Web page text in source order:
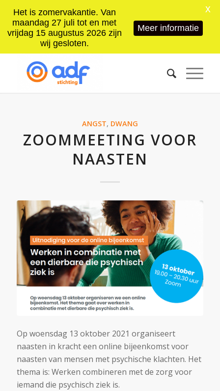
ANGST, DWANG
ZOOMMEETING VOOR
NAASTEN
Op woensdag 13 oktober 2021 organiseert
naasten in kracht een online bijeenkomst voor
naasten van mensen met psychische klachten. Het
thema is: Werken combineren met de zorg voor
iemand die psychisch ziek is.
Het is zomervakantie. Van
maandag 27 juli tot en met
vrijdag 15 augustus 2026 zijn
wij gesloten.
Meer informatie
X